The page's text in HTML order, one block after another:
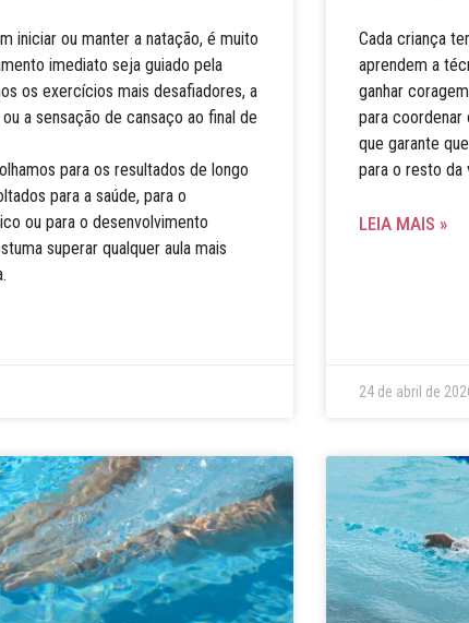
iniciar ou manter a natação, é muito
imediato seja guiado pela
os exercícios mais desafiadores, a
a sensação de cansaço ao final de
para os resultados de longo
para a saúde, para o
ou para o desenvolvimento
superar qualquer aula mais
Cada criança
aprendem a
ganhar
para
que garante
para o resto da
LEIA MAIS »
24 de abril de